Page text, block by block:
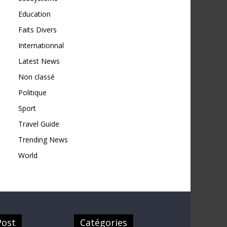
Education
Faits Divers
Internationnal
Latest News
Non classé
Politique
Sport
Travel Guide
Trending News
World
Catégories